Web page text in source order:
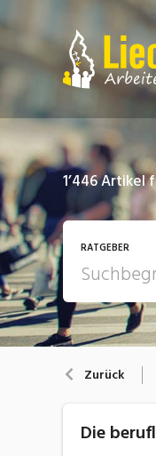
1’446Artikel
RATGEBER
Arbeit
Zurück
Die